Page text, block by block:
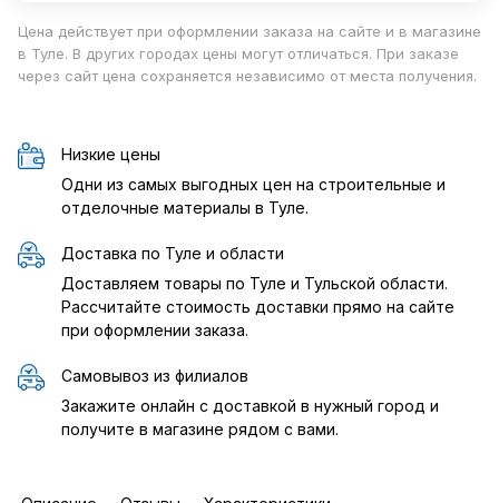
Цена действует при оформлении заказа на сайте и в магазине
в Туле. В других городах цены могут отличаться. При заказе
через сайт цена сохраняется независимо от места получения.
Низкие цены
Одни из самых выгодных цен на строительные и
отделочные материалы в Туле.
Доставка по Туле и области
Доставляем товары по Туле и Тульской области.
Рассчитайте стоимость доставки прямо на сайте
при оформлении заказа.
Самовывоз из филиалов
Закажите онлайн с доставкой в нужный город и
получите в магазине рядом с вами.